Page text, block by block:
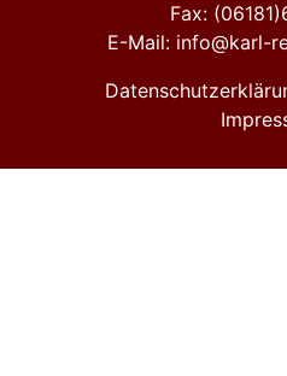
Fax:
E-Mail: info@karl-